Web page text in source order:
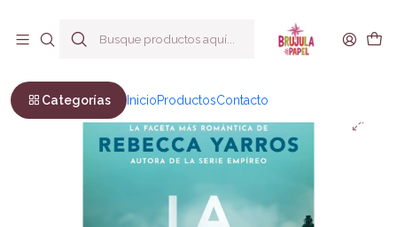
Categorías InicioProductosContacto
La ultima carta